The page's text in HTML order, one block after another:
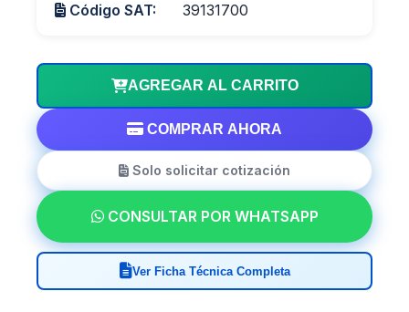
Código SAT: 39131700
AGREGAR AL CARRITO
COMPRAR AHORA
Solo solicitar cotización
CONSULTAR POR WHATSAPP
Ver Ficha Técnica Completa